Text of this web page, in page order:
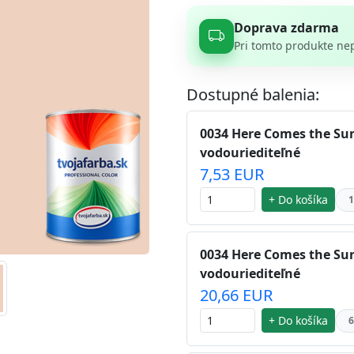
Doprava zdarma
Pri tomto produkte
Dostupné balenia:
0034 Here Comes the
vodouriediteľné
7,53 EUR
+ Do košíka
0034 Here Comes the
vodouriediteľné
20,66 EUR
+ Do košíka